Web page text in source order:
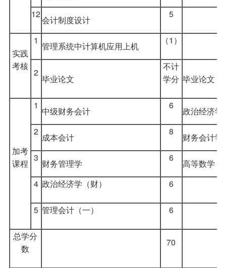
12
会计制度设计
5
实践
考核
1
管理系统中计算机应用上机
（1）
2
毕业论文
不计
学分 毕业论文
加考
课程
1
中级财务会计
6
政治经济学
2
成本会计
8
财务会计学
3
财务管理学
6
高等数学（
4 政治经济学（财） 6
5 管理会计（一） 6
总学分
数
70